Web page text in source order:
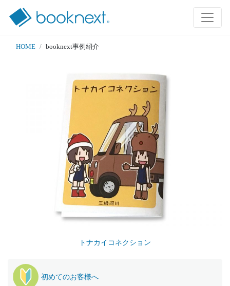
HOME booknext事例紹介
トナカイコネクション
初めてのお客様へ